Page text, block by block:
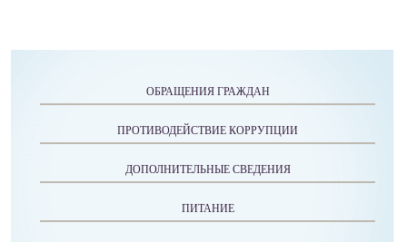
ОБРАЩЕНИЯ ГРАЖДАН
ПРОТИВОДЕЙСТВИЕ КОРРУПЦИИ
ДОПОЛНИТЕЛЬНЫЕ СВЕДЕНИЯ
ПИТАНИЕ